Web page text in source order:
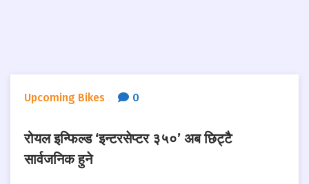
Upcoming Bikes 0
रोयल इन्फिल्ड ‘इन्टरसेप्टर ३५०’ अब छिट्टै
सार्वजनिक हुने